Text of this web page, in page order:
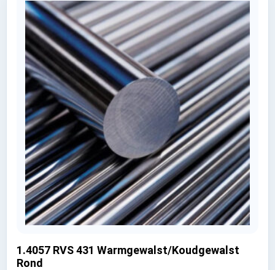
1.4057 RVS 431 Warmgewalst/Koudgewalst
Rond